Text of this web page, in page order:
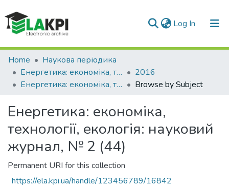
Log In (current)
Communities & Collections
All of DSpace
Home
Наукова періодика
Енергетика: економіка, технології, екологія
2016
Енергетика: економіка, технології, екологія: науковий журнал, № 2 (44)
Browse by Subject
Енергетика: економіка,
технології, екологія: науковий
журнал, № 2 (44)
Permanent URI for this collection
https://ela.kpi.ua/handle/123456789/16842